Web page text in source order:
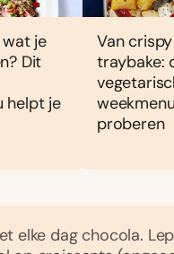
je
Dit
helpt je
Van
traybake:
proberen
elke dag chocola.